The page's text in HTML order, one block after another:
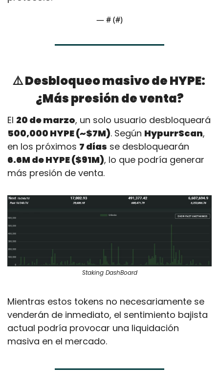
— # (#)
⚠️ Desbloqueo masivo de HYPE:
¿Más presión de venta?
El 20 de marzo
500,000 HYPE (~$7M). Según HypurrScan,
en los próximos 7 días
6.6M de HYPE ($91M), lo que podría generar
más presión de venta.
Staking DashBoard
Mientras estos tokens no necesariamente se
venderán de inmediato, el sentimiento bajista
actual podría provocar una liquidación
masiva en el mercado.